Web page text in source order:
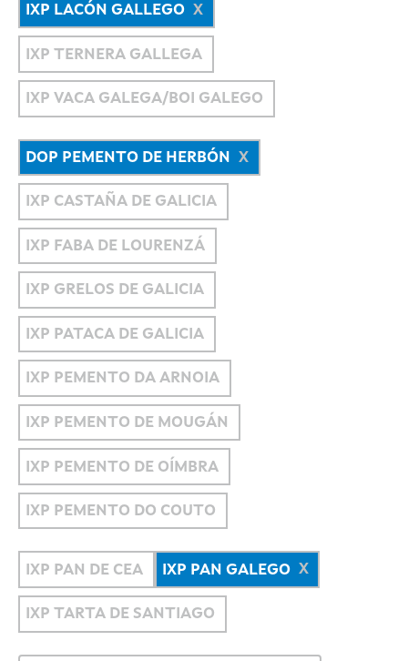
IXP LACÓN GALLEGO
IXP TERNERA GALLEGA
IXP VACA GALEGA/BOI GALEGO
DOP PEMENTO DE HERBÓN
IXP CASTAÑA DE GALICIA
IXP FABA DE LOURENZÁ
IXP GRELOS DE GALICIA
IXP PATACA DE GALICIA
IXP PEMENTO DA ARNOIA
IXP PEMENTO DE MOUGÁN
IXP PEMENTO DE OÍMBRA
IXP PEMENTO DO COUTO
IXP PAN DE CEA IXP PAN GALEGO
IXP TARTA DE SANTIAGO